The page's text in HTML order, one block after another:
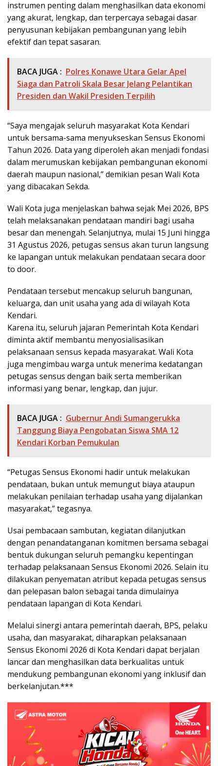
instrumen penting dalam menghasilkan data ekonomi
yang akurat, lengkap, dan terpercaya sebagai dasar
penyusunan kebijakan pembangunan yang lebih
efektif dan tepat sasaran.
BACA JUGA : Polres Konawe Utara Gelar Apel
Siaga dan Patroli Skala Besar Jelang Pelantikan
Presiden dan Wakil Presiden Terpilih
“Saya mengajak seluruh masyarakat Kota Kendari
untuk bersama-sama menyukseskan Sensus Ekonomi
Tahun 2026. Data yang diperoleh akan menjadi fondasi
dalam merumuskan kebijakan pembangunan ekonomi
daerah maupun nasional,” demikian pesan Wali Kota
yang dibacakan Sekda.
Wali Kota juga menjelaskan bahwa sejak Mei 2026, BPS
telah melaksanakan pendataan mandiri bagi usaha
besar dan menengah. Selanjutnya, mulai 15 Juni hingga
31 Agustus 2026, petugas sensus akan turun langsung
ke lapangan untuk melakukan pendataan secara door
to door.
Pendataan tersebut mencakup seluruh bangunan,
keluarga, dan unit usaha yang ada di wilayah Kota
Kendari.
Karena itu, seluruh jajaran Pemerintah Kota Kendari
diminta aktif membantu menyosialisasikan
pelaksanaan sensus kepada masyarakat. Wali Kota
juga mengimbau warga untuk menerima kedatangan
petugas sensus dengan baik serta memberikan
informasi yang benar, lengkap, dan jujur.
BACA JUGA : Gubernur Andi Sumangerukka
Tanggung Biaya Pengobatan Siswa SMA 12
Kendari Korban Pemukulan
“Petugas Sensus Ekonomi hadir untuk melakukan
pendataan, bukan untuk memungut biaya ataupun
melakukan penilaian terhadap usaha yang dijalankan
masyarakat,” tegasnya.
Usai pembacaan sambutan, kegiatan dilanjutkan
dengan penandatanganan komitmen bersama sebagai
bentuk dukungan seluruh pemangku kepentingan
terhadap pelaksanaan Sensus Ekonomi 2026. Selain itu
dilakukan penyematan atribut kepada petugas sensus
dan pelepasan balon sebagai tanda dimulainya
pendataan lapangan di Kota Kendari.
Melalui sinergi antara pemerintah daerah, BPS, pelaku
usaha, dan masyarakat, diharapkan pelaksanaan
Sensus Ekonomi 2026 di Kota Kendari dapat berjalan
lancar dan menghasilkan data berkualitas untuk
mendukung pembangunan ekonomi yang inklusif dan
berkelanjutan.***